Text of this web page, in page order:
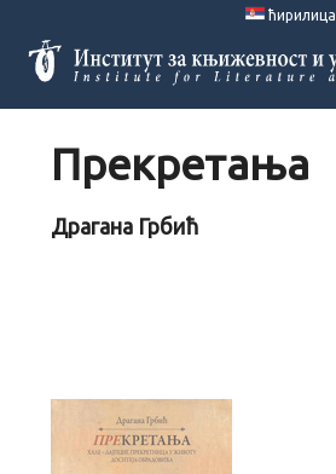
ћирилица
Прекретања
Драгана Грбић